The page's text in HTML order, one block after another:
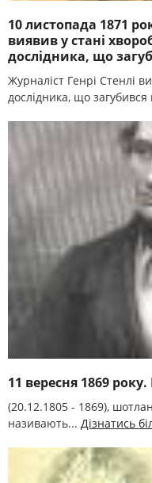
10 листопада 1871
виявив у стані
дослідника, що
Журналіст Генрі Стенлі
дослідника, що загубився
11 вересня 1869
(20.12.1805 - 1869),
називають... Дізнатись